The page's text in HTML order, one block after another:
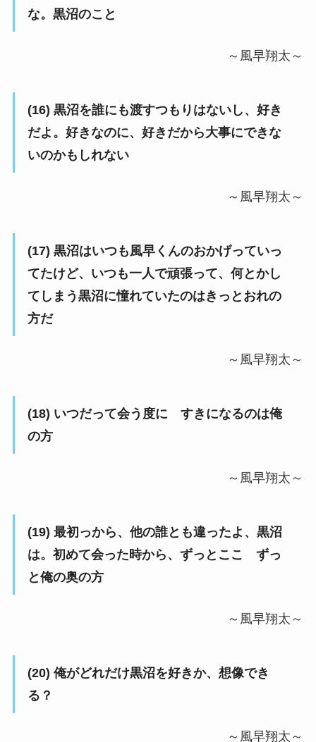
な。黒沼のこと
～風早翔太～
(16) 黒沼を誰にも渡すつもりはないし、好き
だよ。好きなのに、好きだから大事にできな
いのかもしれない
～風早翔太～
(17) 黒沼はいつも風早くんのおかげっていっ
てたけど、いつも一人で頑張って、何とかし
てしまう黒沼に憧れていたのはきっとおれの
方だ
～風早翔太～
(18) いつだって会う度に すきになるのは俺
の方
～風早翔太～
(19) 最初っから、他の誰とも違ったよ、黒沼
は。初めて会った時から、ずっとここ ずっ
と俺の奥の方
～風早翔太～
(20) 俺がどれだけ黒沼を好きか、想像でき
る？
～風早翔太～